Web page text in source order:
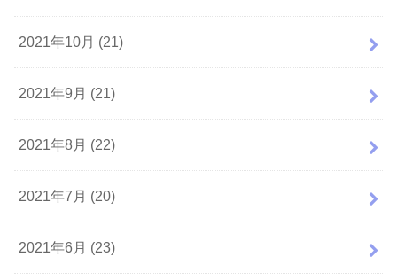
2021年10月 (21)
2021年9月 (21)
2021年8月 (22)
2021年7月 (20)
2021年6月 (23)